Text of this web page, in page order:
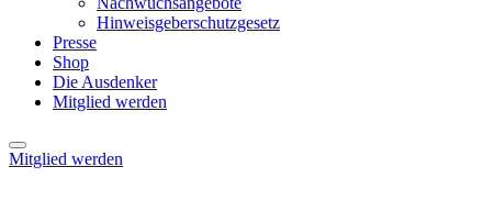
Hinweisgeberschutzgesetz
Presse
Shop
Die Ausdenker
Mitglied werden
Mitglied werden